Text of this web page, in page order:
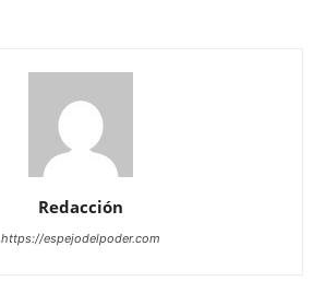
Redacción
https://espejodelpoder.com